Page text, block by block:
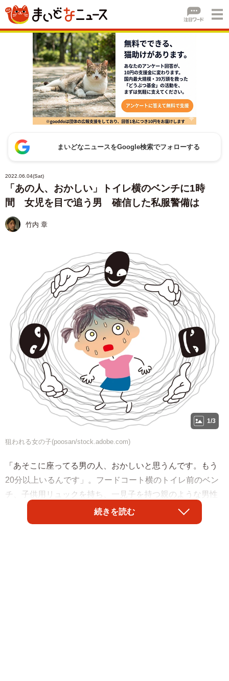
まいどなニュースをGoogle検索でフォローする
2022.06.04(Sat)
「あの人、おかしい」トイレ横のベンチに1時
間 女児を目で追う男 確信した私服警備は
竹内 章
1/3
狙われる女の子(poosan/stock.adobe.com)
「あそこに座ってる男の人、おかしいと思うんです。もう
20分以上いるんです」。フードコート横のトイレ前のベン
チ、子供用リュックを持ち、一見子を持つ親のような男性
の監視が始まりました。「もしかして…」と従業員に知ら
せたお客さんの不安は的中。男はフードコートの女児を目
続きを読む